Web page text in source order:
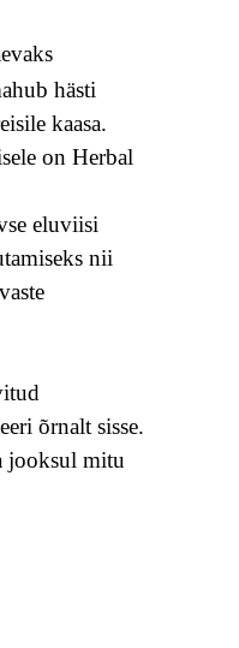
hästi
kaasa.
on Herbal
eluviisi
nii
õrnalt sisse.
jooksul mitu